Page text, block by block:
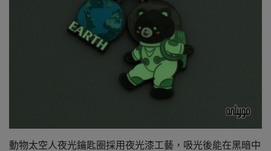
動物太空人夜光鑰匙圈採用夜光漆工藝，吸光後能在黑暗中